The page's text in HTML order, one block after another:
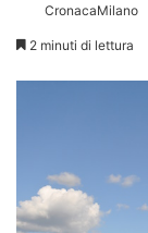
CronacaMilano
2 minuti di lettura